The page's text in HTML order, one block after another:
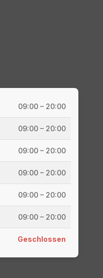
09:00 – 20:00
09:00 – 20:00
09:00 – 20:00
09:00 – 20:00
09:00 – 20:00
09:00 – 20:00
Geschlossen